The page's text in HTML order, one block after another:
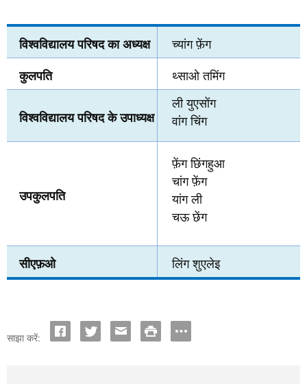
विश्वविद्यालय परिषद का अध्यक्ष च्यांग फ़ेंग
कुलपति थ्साओ तमिंग
विश्वविद्यालय परिषद के उपाध्यक्ष
ली युएसोंग
वांग चिंग
उपकुलपति
फ़ेंग छिंगहुआ
चांग फ़ेंग
यांग ली
चऊ छेंग
सीएफ़ओ लिंग शुएलेइ
साझा करें: